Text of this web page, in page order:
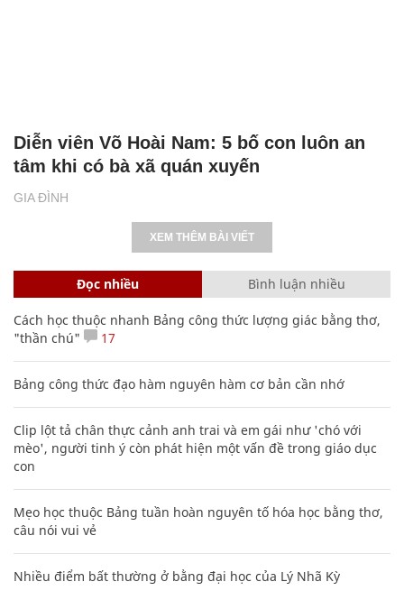
GIA ĐÌNH
Diễn viên Võ Hoài Nam: 5 bố con luôn an
tâm khi có bà xã quán xuyến
XEM THÊM BÀI VIẾT
Đọc nhiều Bình luận nhiều
Cách học thuộc nhanh Bảng công thức lượng giác bằng thơ,
"thần chú"
17
Bảng công thức đạo hàm nguyên hàm cơ bản cần nhớ
Clip lột tả chân thực cảnh anh trai và em gái như 'chó với
mèo', người tinh ý còn phát hiện một vấn đề trong giáo dục
con
Mẹo học thuộc Bảng tuần hoàn nguyên tố hóa học bằng thơ,
câu nói vui vẻ
Nhiều điểm bất thường ở bằng đại học của Lý Nhã Kỳ